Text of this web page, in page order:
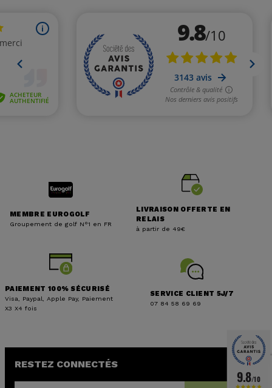
(1 avis)
MEMBRE EUROGOLF
Groupement de golf N°1 en FR
LIVRAISON OFFERTE EN
RELAIS
à partir de 49€
PAIEMENT 100% SÉCURISÉ
Visa, Paypal, Apple Pay, Paiement
X3 X4 fois
SERVICE CLIENT 5J/7
07 84 58 69 69
RESTEZ CONNECTÉS
9.8/10